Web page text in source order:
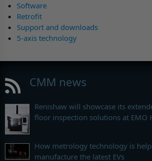
Software
Retrofit
Support and downloads
5-axis technology
CMM news
Renishaw will showcase its
floor inspection solutions at EMO
How metrology technology is
manufacture the latest EVs